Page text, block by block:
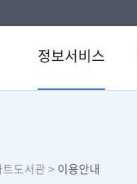
정보서비스
U도서관
도서관 > 이용안내